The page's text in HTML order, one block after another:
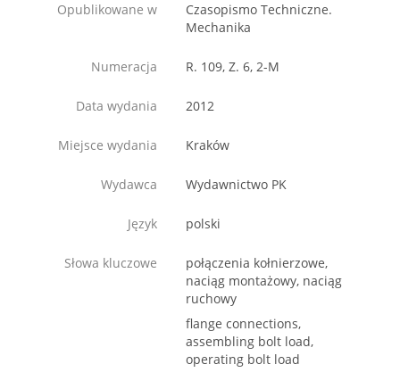
Opublikowane w
Czasopismo Techniczne.
Mechanika
Numeracja R. 109, Z. 6, 2-M
Data wydania 2012
Miejsce wydania Kraków
Wydawca Wydawnictwo PK
Język polski
Słowa kluczowe
połączenia kołnierzowe,
naciąg montażowy, naciąg
ruchowy
flange connections,
assembling bolt load,
operating bolt load